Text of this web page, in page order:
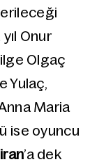
Onur
Olgaç
Yulaç,
Maria
ise oyuncu
’a dek